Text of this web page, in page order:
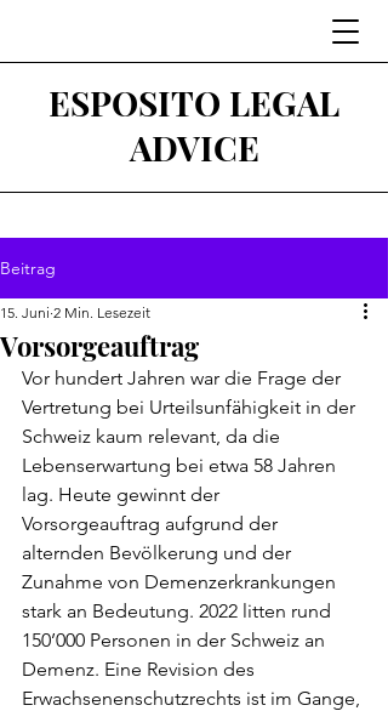
ESPOSITO LEGAL
ADVICE
Beitrag
Vorsorgeauftrag
15. Juni 2 Min. Lesezeit
Vor hundert Jahren war die Frage der
Vertretung bei Urteilsunfähigkeit in der
Schweiz kaum relevant, da die
Lebenserwartung bei etwa 58 Jahren
lag. Heute gewinnt der
Vorsorgeauftrag aufgrund der
alternden Bevölkerung und der
Zunahme von Demenzerkrankungen
stark an Bedeutung. 2022 litten rund
150’000 Personen in der Schweiz an
Demenz. Eine Revision des
Erwachsenenschutzrechts ist im Gange,